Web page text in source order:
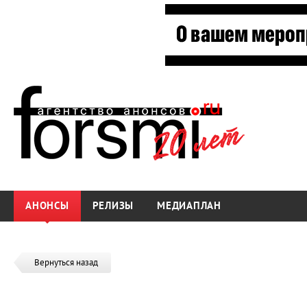
АНОНСЫ РЕЛИЗЫ МЕДИАПЛАН
Вернуться назад